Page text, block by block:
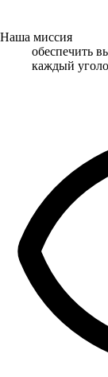
Наша миссия
обеспечить
каждый